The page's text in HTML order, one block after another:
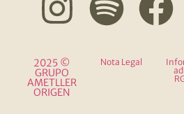
2025 ©
GRUPO
AMETLLER
ORIGEN
Nota Legal